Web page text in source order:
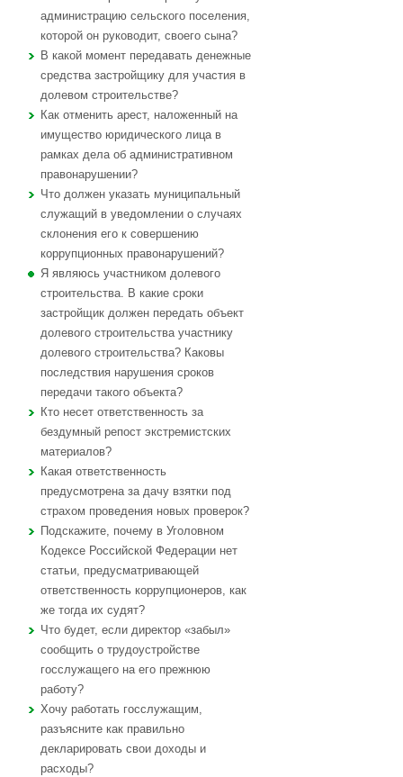
администрацию сельского поселения,
которой он руководит, своего сына?
В какой момент передавать денежные
средства застройщику для участия в
долевом строительстве?
Как отменить арест, наложенный на
имущество юридического лица в
рамках дела об административном
правонарушении?
Что должен указать муниципальный
служащий в уведомлении о случаях
склонения его к совершению
коррупционных правонарушений?
Я являюсь участником долевого
строительства. В какие сроки
застройщик должен передать объект
долевого строительства участнику
долевого строительства? Каковы
последствия нарушения сроков
передачи такого объекта?
Кто несет ответственность за
бездумный репост экстремистских
материалов?
Какая ответственность
предусмотрена за дачу взятки под
страхом проведения новых проверок?
Подскажите, почему в Уголовном
Кодексе Российской Федерации нет
статьи, предусматривающей
ответственность коррупционеров, как
же тогда их судят?
Что будет, если директор «забыл»
сообщить о трудоустройстве
госслужащего на его прежнюю
работу?
Хочу работать госслужащим,
разъясните как правильно
декларировать свои доходы и
расходы?